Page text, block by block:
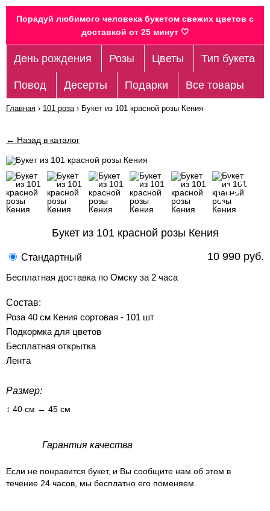
Порадуй любимого человека букетом свежих цветов c
доставкой от 25 минут 🤍
День рождения Розы Цветы Тип букета
Повод Десерты Подарки Все товары
Главная › 101 роза › Букет из 101 красной розы Кения
← Назад в каталог
Букет из 101 красной розы Кения
Стандартный 10 990 руб.
Бесплатная доставка по Омску за 2 часа
Состав:
Роза 40 см Кения сортовая - 101 шт
Подкормка для цветов
Бесплатная открытка
Лента
Размер:
↕ 40 см ↔ 45 см
Гарантия качества
Если не понравится букет, и Вы сообщите нам об этом в
течение 24 часов, мы бесплатно его поменяем.